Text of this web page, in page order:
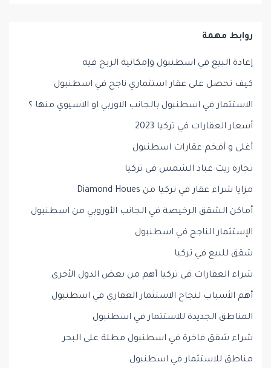
روابط مهمة
إعادة البيع في اسطنبول وإمكانية الربح فيه
كيف تحصل على عقار استثماري ناجح في اسطنبول
الاستثمار في اسطنبول بالجانب الاوربي او الاسيوي منها ؟
أسعار العقارات في تركيا 2023
أغلى و أفخم عقارات اسطنبول
تجارة زيت عباد الشمس في تركيا
مزايا شراء عقار في تركيا من Diamond Houes
أماكن الشقق الرخيصة في الجانب الأوروبي من اسطنبول
الإستثمار الناجح في اسطنبول
شقق للبيع في تركيا
شراء العقارات في تركيا أهم من بعض الدول الأخرى
أهم الأسباب لنجاح الاستثمار العقاري في اسطنبول
المناطق الجديدة للاستثمار في اسطنبول
شراء شقق فاخرة في اسطنبول مطلة على البحر
مناطق للاستثمار في اسطنبول